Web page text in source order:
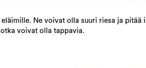
Ne voivat olla suuri riesa ja pitää
voivat olla tappavia.